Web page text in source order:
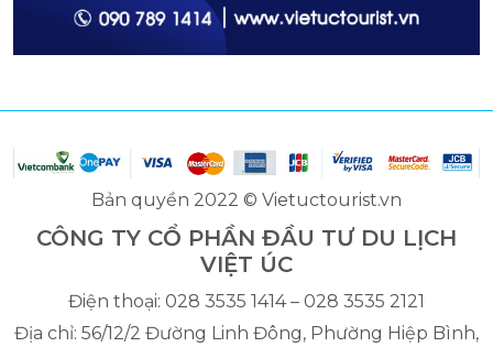
Bản quyền 2022 © Vietuctourist.vn
CÔNG TY CỔ PHẦN ĐẦU TƯ DU LỊCH
VIỆT ÚC
Điện thoại: 028 3535 1414 – 028 3535 2121
Địa chỉ: 56/12/2 Đường Linh Đông, Phường Hiệp Bình,